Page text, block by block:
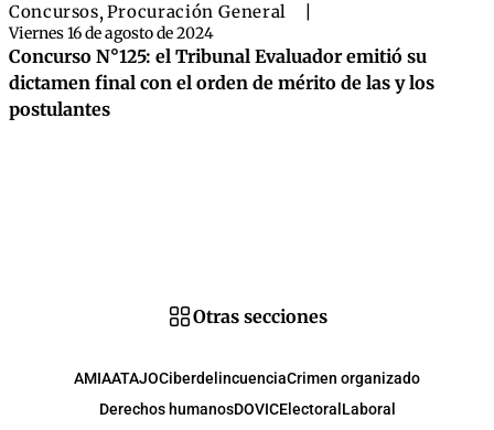
Concursos,Procuración General
Viernes 16 de agosto de 2024
Concurso N°125: el Tribunal Evaluador emitió su
dictamen final con el orden de mérito de las y los
postulantes
Otras secciones
AMIAATAJOCiberdelincuenciaCrimen organizado
Derechos humanosDOVICElectoral Laboral